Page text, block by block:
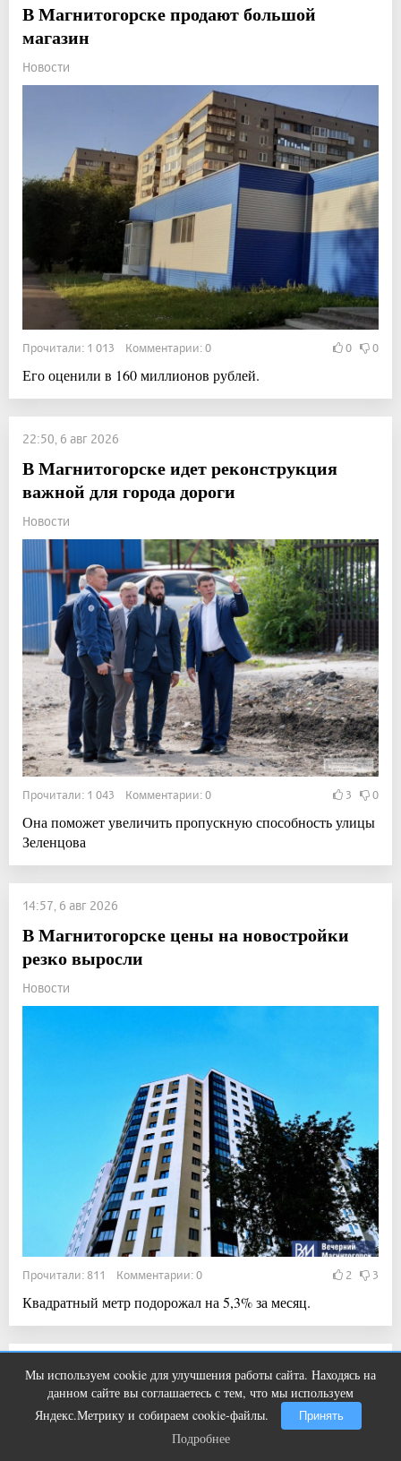
В Магнитогорске продают большой
магазин
Новости
Прочитали: 1 013 Комментарии: 0 0 0
Его оценили в 160 миллионов рублей.
22:50, 6 авг 2026
В Магнитогорске идет реконструкция
важной для города дороги
Новости
Прочитали: 1 043 Комментарии: 0 3 0
Она поможет увеличить пропускную способность улицы
Зеленцова
14:57, 6 авг 2026
В Магнитогорске цены на новостройки
резко выросли
Новости
Прочитали: 811 Комментарии: 0 2 3
Квадратный метр подорожал на 5,3% за месяц.
Инспекторы ДПС продолжают проводить
рейдовые мероприятия
Мы используем cookie для улучшения работы сайта. Находясь на
данном сайте вы соглашаетесь с тем, что мы используем
Яндекс.Метрику и собираем cookie-файлы.
Принять
Подробнее
Ролик длится пару секунд, но вы
будете в шоке от увиденного
Подробнее